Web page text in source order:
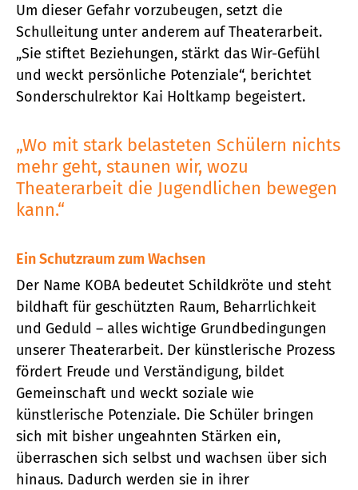
Um dieser Gefahr vorzubeugen, setzt die
Schulleitung unter anderem auf Theaterarbeit.
„Sie stiftet Beziehungen, stärkt das Wir-Gefühl
und weckt persönliche Potenziale“, berichtet
Sonderschulrektor Kai Holtkamp begeistert.
„Wo mit stark belasteten Schülern nichts
mehr geht, staunen wir, wozu
Theaterarbeit die Jugendlichen bewegen
kann.“
Ein Schutzraum zum Wachsen
Der Name KOBA bedeutet Schildkröte und steht
bildhaft für geschützten Raum, Beharrlichkeit
und Geduld – alles wichtige Grundbedingungen
unserer Theaterarbeit. Der künstlerische Prozess
fördert Freude und Verständigung, bildet
Gemeinschaft und weckt soziale wie
künstlerische Potenziale. Die Schüler bringen
sich mit bisher ungeahnten Stärken ein,
überraschen sich selbst und wachsen über sich
hinaus. Dadurch werden sie in ihrer